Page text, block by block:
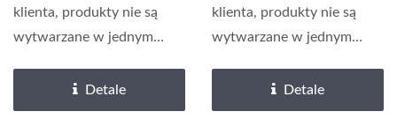
klienta, produkty nie są
wytwarzane w jednym
etapach....
Detale
klienta, produkty nie są
wytwarzane w jednym
etapach....
Detale